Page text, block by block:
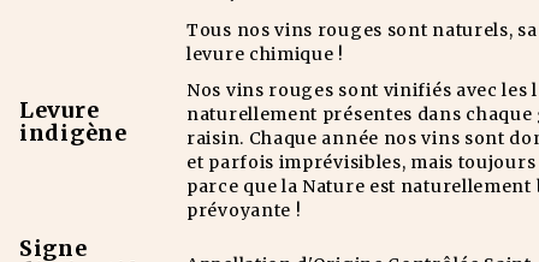
Levure
indigène
Tous nos vins rouges sont naturels,
levure chimique !
Nos vins rouges sont vinifiés avec les
naturellement présentes dans
raisin. Chaque année nos vins sont
et parfois imprévisibles, mais
parce que la Nature est naturellement
prévoyante !
Signe